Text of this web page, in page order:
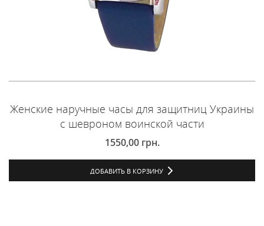
Женские наручные часы для защитниц Украины
с шевроном воинской части
1550,00 грн.
ДОБАВИТЬ В КОРЗИНУ